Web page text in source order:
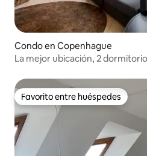
Condo en Copenhague
La mejor ubicación, 2
Favorito entre huéspedes
Favorito entre huéspedes